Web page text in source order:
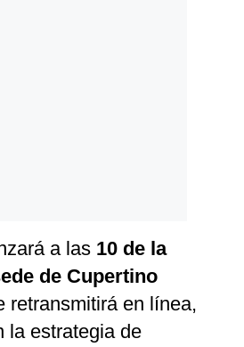
a las 10 de la
de Cupertino
retransmitirá en línea,
la estrategia de